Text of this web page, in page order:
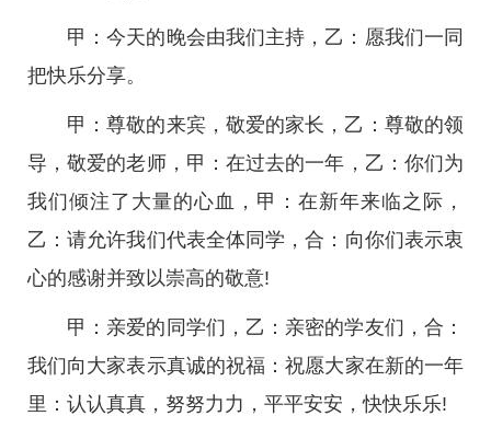
甲：今天的晚会由我们主持，乙：愿我们一同
把快乐分享。
甲：尊敬的来宾，敬爱的家长，乙：尊敬的领
导，敬爱的老师，甲：在过去的一年，乙：你们为
我们倾注了大量的心血，甲：在新年来临之际，
乙：请允许我们代表全体同学，合：向你们表示衷
心的感谢并致以崇高的敬意!
甲：亲爱的同学们，乙：亲密的学友们，合：
我们向大家表示真诚的祝福：祝愿大家在新的一年
里：认认真真，努努力力，平平安安，快快乐乐!